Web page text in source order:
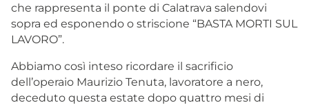
che rappresenta il ponte di Calatrava salendovi
sopra ed esponendo o striscione “BASTA MORTI SUL
LAVORO”.
Abbiamo così inteso ricordare il sacrificio
dell’operaio Maurizio Tenuta, lavoratore a nero,
deceduto questa estate dopo quattro mesi di